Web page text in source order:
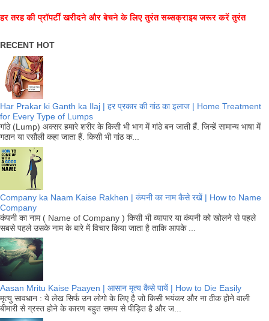
हर तरह की प्रॉपर्टी खरीदने और बेचने के लिए तुरंत सब्सक्राइब जरूर करें तुरंत
RECENT HOT
Har Prakar ki Ganth ka Ilaj | हर प्रकार की गांठ का इलाज | Home Treatment
for Every Type of Lumps
गांठे (Lump) अक्सर हमारे शरीर के किसी भी भाग में गांठे बन जाती हैं. जिन्हें सामान्य भाषा में
गठान या रसौली कहा जाता हैं. किसी भी गांठ क...
Company ka Naam Kaise Rakhen | कंपनी का नाम कैसे रखें | How to Name
Company
कंपनी का नाम ( Name of Company ) किसी भी व्यापार या कंपनी को खोलने से पहले
सबसे पहले उसके नाम के बारे में विचार किया जाता है ताकि आपके ...
Aasan Mritu Kaise Paayen | आसान मृत्य कैसे पायें | How to Die Easily
मृत्यु सावधान : ये लेख सिर्फ उन लोगो के लिए है जो किसी भयंकर और ना ठीक होने वाली
बीमारी से ग्रस्त होने के कारण बहुत समय से पीड़ित है और ज...